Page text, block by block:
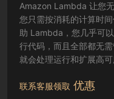
Amazon Lambda 让您
您只需按消耗的计算时
助 Lambda，您几乎可
行代码，而且全部都无
就会处理运行和扩展高
联系客服领取 优惠